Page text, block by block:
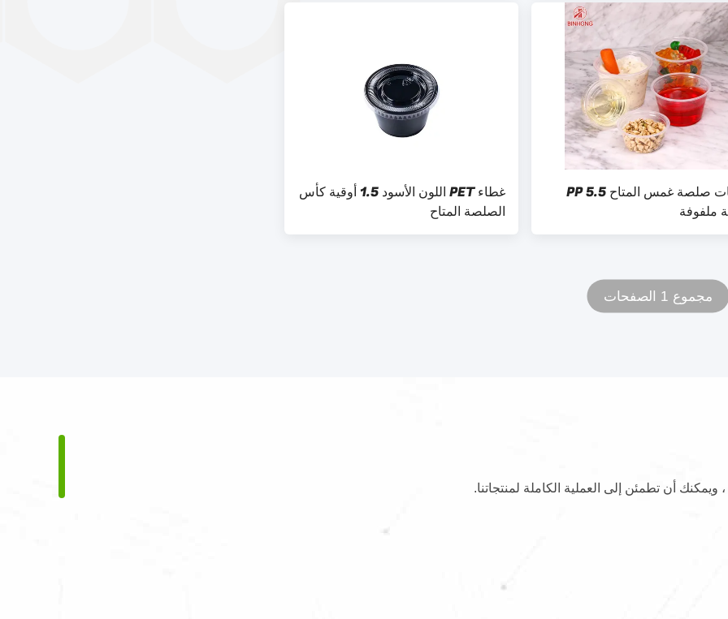
غطاء PET اللون الأسود 1.5 أوقية كأس
الصلصة المتاح
حاويات صلصة غمس المتاح PP 5.5
ملفوفة
مجموع 1 الصفحات
ويمكنك أن تطمئن إلى العملية الكاملة لمنتجاتنا.